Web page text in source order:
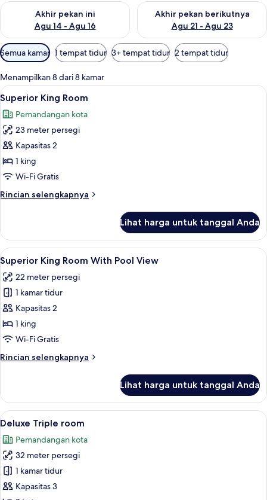
Akhir pekan ini
Agu 14 - Agu 16
Periksa ketersediaan untuk akhir pekan ini Agu 14 - Agu 16
Akhir pekan berikutnya
Agu 21 - Agu 23
Periksa ketersediaan untuk
Filter
tersedia
untuk
kamar
Semua kamar 1 tempat tidur 3+ tempat tidur 2 tempat tidur
Menampilkan 8 dari 8 kamar
Lihat
semua
foto
untuk
Superior
King
Room
Superior King Room | 2 kamar tidur,
9
Superior King Room
Pemandangan kota
23 meter persegi
Kapasitas 2
1 king
Wi-Fi Gratis
Rincian selengkapnya
Rincian
Superior
King
Room
Lihat harga untuk tanggal Anda
Lihat
semua
foto
untuk
Superior
King
Room
Pool
10
Superior King Room With Pool View
22 meter persegi
1 kamar tidur
Kapasitas 2
1 king
Wi-Fi Gratis
Rincian selengkapnya
Rincian
Superior
King
Room
Pool
View
Lihat harga untuk tanggal Anda
Lihat
semua
foto
untuk
Deluxe
Triple
Deluxe Triple room | 2 kamar tidur,
11
Deluxe Triple room
Pemandangan kota
32 meter persegi
1 kamar tidur
Kapasitas 3